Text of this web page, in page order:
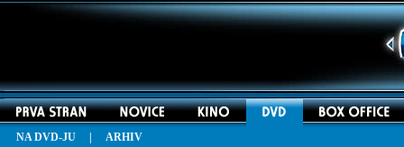
NA DVD-JU ARHIV